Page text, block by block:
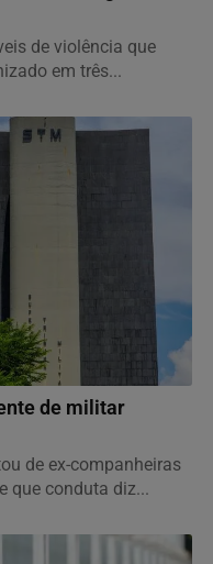
de violência que
em três...
de militar
de ex-companheiras
que conduta diz...